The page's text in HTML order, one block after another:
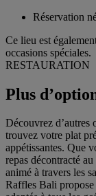
Réservation
Ce lieu est
occasions spéciales.
RESTAURATION
Plus
Découvrez d’autres
trouvez votre plat
appétissantes. Que
repas décontracté
animé à travers les
Raffles Bali propose